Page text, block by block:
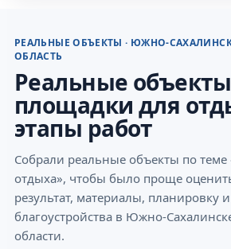
РЕАЛЬНЫЕ ОБЪЕКТЫ · ЮЖНО-
ОБЛАСТЬ
Реальные
площадки для
этапы работ
Собрали реальные объекты по
отдыха», чтобы было проще
результат, материалы, планировку
благоустройства в Южно-
области.